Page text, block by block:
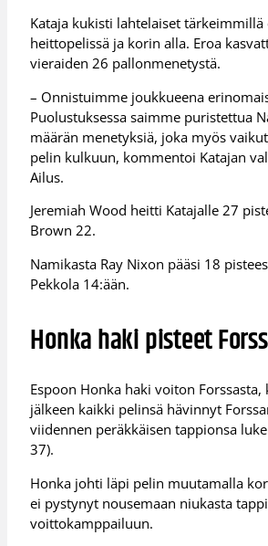
Kataja kukisti lahtelaiset tärkeimmillä
heittopelissä ja korin alla. Eroa
vieraiden 26 pallonmenetystä.
– Onnistuimme joukkueena
Puolustuksessa saimme puristettua
määrän menetyksiä, joka myös
pelin kulkuun, kommentoi Katajan
Ailus.
Jeremiah Wood heitti Katajalle 27
Brown 22.
Namikasta Ray Nixon pääsi 18
Pekkola 14:ään.
Honka haki pisteet
Espoon Honka haki voiton
jälkeen kaikki pelinsä hävinnyt
viidennen peräkkäisen tappionsa
37).
Honka johti läpi pelin muutamalla
ei pystynyt nousemaan niukasta
voittokamppailuun.